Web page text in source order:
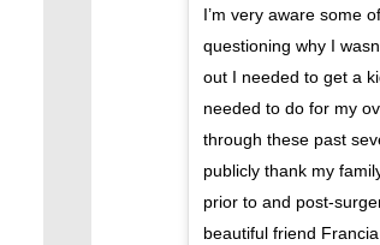
I’m very aware some
questioning why I
out I needed to get a
needed to do for my
through these past
publicly thank my
prior to and post-
beautiful friend